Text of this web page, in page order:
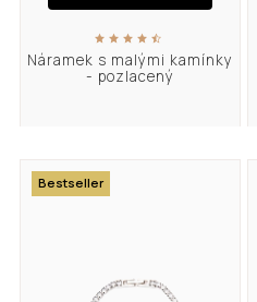
Náramek s malými kamínky
- pozlacený
Bestseller